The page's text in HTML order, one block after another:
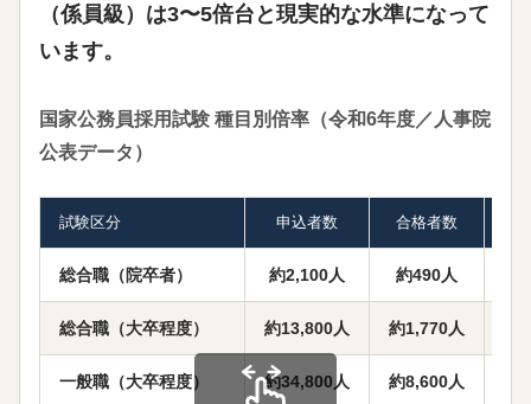
（係員級）は3〜5倍台と現実的な水準になって
います。
国家公務員採用試験 種目別倍率（令和6年度／人事院
公表データ）
試験区分 申込者数 合格者数
総合職（院卒者） 約2,100人 約490人
総合職（大卒程度） 約13,800人 約1,770人
一般職（大卒程度） 約34,800人 約8,600人